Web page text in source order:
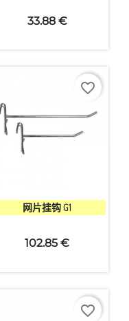
33.88 €
快速查看
网片挂钩 G1
102.85 €
favorite_border
favorite_border